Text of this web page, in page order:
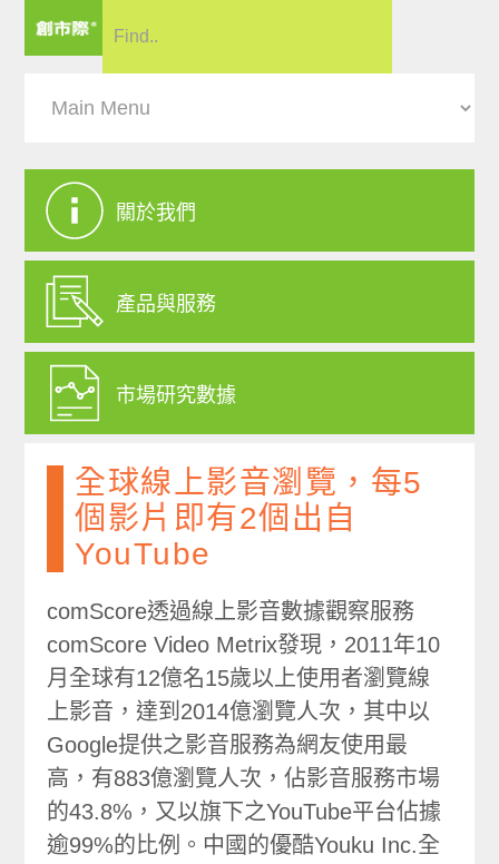
關於我們
產品與服務
市場研究數據
全球線上影音瀏覽，每5
個影片即有2個出自
YouTube
comScore透過線上影音數據觀察服務
comScore Video Metrix發現，2011年10
月全球有12億名15歲以上使用者瀏覽線
上影音，達到2014億瀏覽人次，其中以
Google提供之影音服務為網友使用最
高，有883億瀏覽人次，佔影音服務市場
的43.8%，又以旗下之YouTube平台佔據
逾99%的比例。中國的優酷Youku Inc.全